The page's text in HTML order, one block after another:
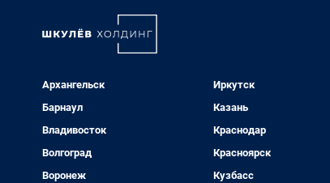
Архангельск
Барнаул
Владивосток
Волгоград
Воронеж
Иркутск
Казань
Краснодар
Красноярск
Кузбасс